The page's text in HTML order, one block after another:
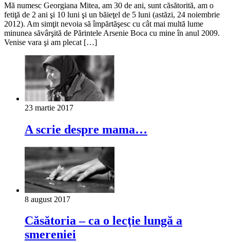
Mă numesc Georgiana Mitea, am 30 de ani, sunt căsătorită, am o
fetiţă de 2 ani şi 10 luni şi un băieţel de 5 luni (astăzi, 24 noiembrie
2012). Am simţit nevoia să împărtăşesc cu cât mai multă lume
minunea săvârşită de Părintele Arsenie Boca cu mine în anul 2009.
Venise vara şi am plecat […]
23 martie 2017
A scrie despre mama…
8 august 2017
Căsătoria – ca o lecţie lungă a
smereniei